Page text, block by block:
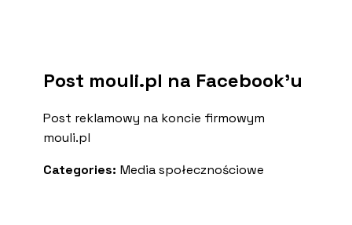
Post mouli.pl na Facebook’u
Post reklamowy na koncie firmowym
mouli.pl
Categories: Media społecznościowe